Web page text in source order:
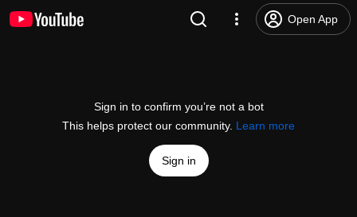
Open App
Sign in to confirm you’re not a bot
This helps protect our community. Learn more
Sign in